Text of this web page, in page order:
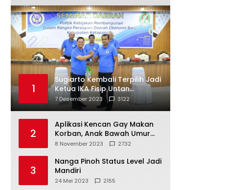
1
Sugiarto Kembali Terpilih Jadi
Ketua IKA Fisip Untan
Ketapang
7 Desember 2023 3122
2
Aplikasi Kencan Gay Makan
Korban, Anak Bawah Umur
Jadi Korban Persetubuhan
8 November 2023 2732
3
Nanga Pinoh Status Level Jadi
Mandiri
24 Mei 2023 2155